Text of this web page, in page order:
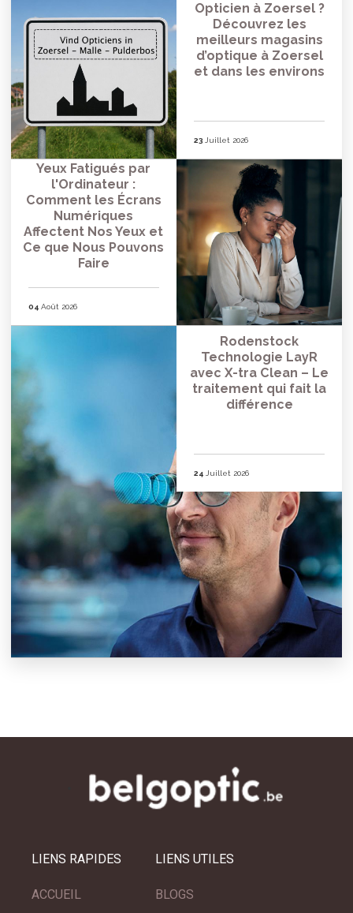
Opticien à Zoersel ?
Découvrez les
meilleurs magasins
d’optique à Zoersel
et dans les environs
23 Juillet 2026
Yeux Fatigués par
l'Ordinateur :
Comment les Écrans
Numériques
Affectent Nos Yeux et
Ce que Nous Pouvons
Faire
04 Août 2026
Rodenstock
Technologie LayR
avec X-tra Clean – Le
traitement qui fait la
différence
24 Juillet 2026
LIENS RAPIDES
ACCUEIL
LIENS UTILES
BLOGS